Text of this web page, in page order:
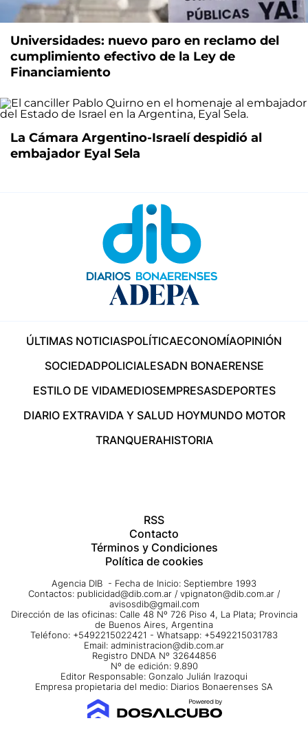
Universidades: nuevo paro en reclamo del
cumplimiento efectivo de la Ley de
Financiamiento
La Cámara Argentino-Israelí despidió al
embajador Eyal Sela
ÚLTIMAS NOTICIASPOLÍTICAECONOMÍAOPINIÓN
SOCIEDADPOLICIALESADN BONAERENSE
ESTILO DE VIDAMEDIOSEMPRESASDEPORTES
DIARIO EXTRAVIDA Y SALUD HOYMUNDO MOTOR
TRANQUERAHISTORIA
RSS
Contacto
Términos y Condiciones
Política de cookies
Agencia DIB - Fecha de Inicio: Septiembre 1993
Contactos: publicidad@dib.com.ar / vpignaton@dib.com.ar /
avisosdib@gmail.com
Dirección de las oficinas: Calle 48 Nº 726 Piso 4, La Plata; Provincia
de Buenos Aires, Argentina
Teléfono: +5492215022421 - Whatsapp: +5492215031783
Email: administracion@dib.com.ar
Registro DNDA Nº 32644856
Nº de edición: 9.890
Editor Responsable: Gonzalo Julián Irazoqui
Empresa propietaria del medio: Diarios Bonaerenses SA